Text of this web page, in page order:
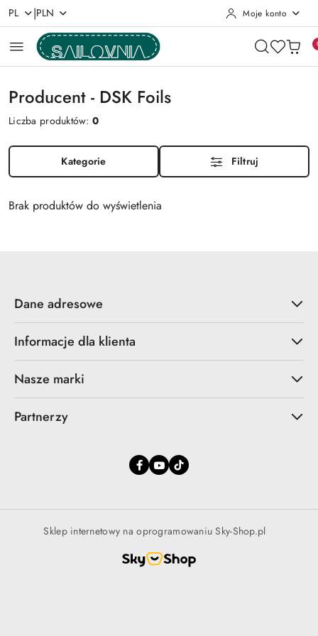
Przejdź do treści głównej
Przejdź do wyszukiwarki
Przejdź do moje konto
Przejdź do menu głównego
Przejdź do stopki
PL |PLN Moje konto
Producent - DSK Foils
Liczba produktów:0
Kategorie Filtruj
Brak produktów do wyświetlenia
Dane adresowe
Informacje dla klienta
Nasze marki
Partnerzy
Sklep internetowy na oprogramowaniu Sky-Shop.pl